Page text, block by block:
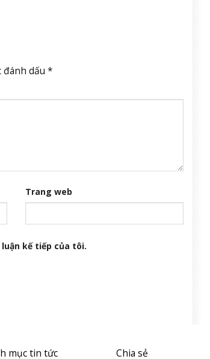
đánh dấu *
Trang web
kế tiếp của tôi.
mục tin tức Chia sẻ